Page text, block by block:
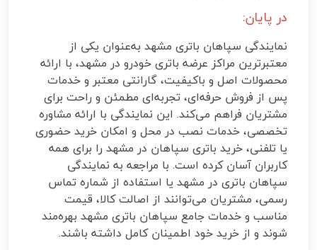
در پایان:
نمایندگی سپاهان باتری مشهد به‌عنوان یکی از
معتبرترین مراکز عرضه باتری خودرو در مشهد، با ارائه
محصولات اصل و باکیفیت، گارانتی معتبر و خدمات
پس از فروش حرفه‌ای، تجربه‌ای مطمئن و راحت برای
مشتریان فراهم می‌کند. این نمایندگی با ارائه مشاوره
تخصصی، خدمات نصب در محل و امکان خرید حضوری
یا تلفنی، خرید باتری سپاهان در مشهد را برای همه
کاربران آسان کرده است. با مراجعه به نمایندگی
سپاهان باتری در مشهد یا استفاده از شماره تماس
رسمی، مشتریان می‌توانند از اصالت کالا، قیمت
مناسب و خدمات جامع سپاهان باتری مشهد بهره‌مند
شوند و از خرید خود اطمینان کامل داشته باشند.